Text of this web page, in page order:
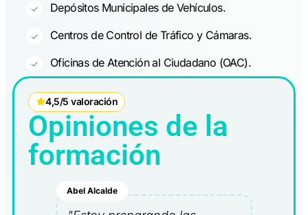
Depósitos Municipales de Vehículos.
Centros de Control de Tráfico y Cámaras.
Oficinas de Atención al Ciudadano (OAC).
4,5/5 valoración
Opiniones de la
formación
Abel Alcalde